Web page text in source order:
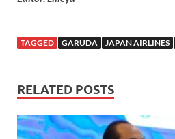
TAGGED GARUDA JAPAN AIRLINES
RELATED POSTS